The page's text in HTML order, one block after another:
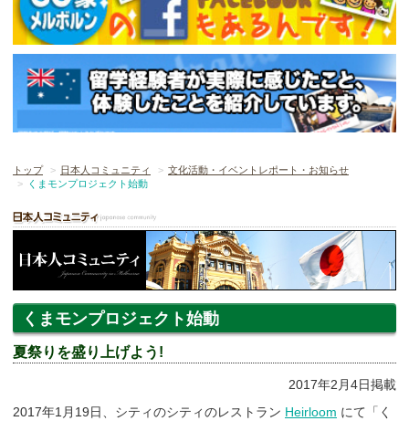
トップ 日本人コミュニティ
文化活動・イベントレポート・お知らせ
くまモンプロジェクト始動
くまモンプロジェクト始動
夏祭りを盛り上げよう!
2017年2月4日掲載
2017年1月19日、シティのシティのレストラン Heirloom にて「く